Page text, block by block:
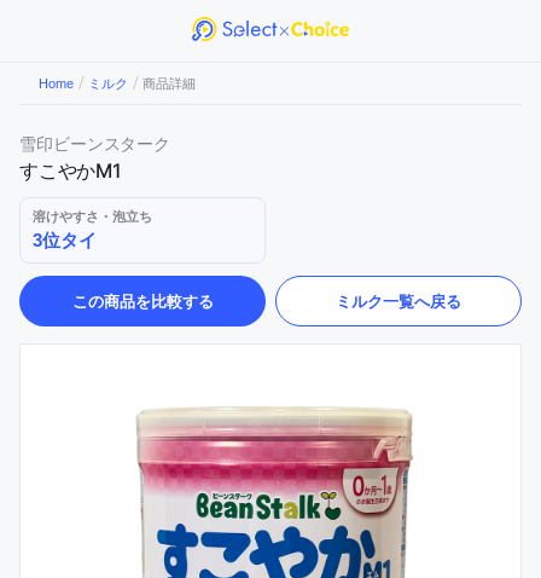
Home / ミルク / 商品詳細
雪印ビーンスターク
すこやかM1
溶けやすさ・泡立ち
3位タイ
この商品を比較する ミルク一覧へ戻る